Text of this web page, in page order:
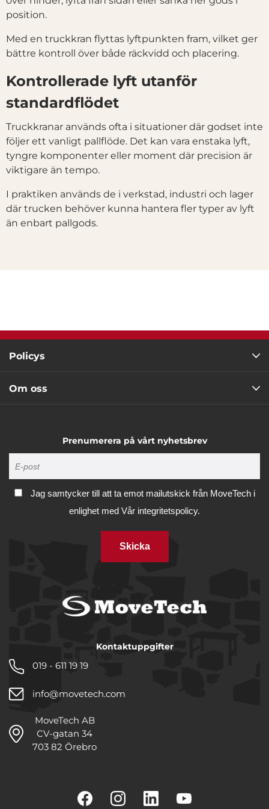
Samtyckesval
Statistik
Marknadsföring
Visa detaljer
position.
Med en truckkran flyttas lyftpunkten fram, vilket ger
bättre kontroll över både räckvidd och placering.
Kontrollerade lyft utanför
standardflödet
Truckkranar används ofta i situationer där godset inte
följer ett vanligt pallflöde. Det kan vara enstaka lyft,
tyngre komponenter eller moment där precision är
viktigare än tempo.
I praktiken används de i verkstad, industri och lager
där trucken behöver kunna hantera fler typer av lyft
än enbart pallgods.
Policys
Om oss
Prenumerera på vårt nyhetsbrev
Jag samtycker till att ta emot mailutskick från MoveTech i
enlighet med Vår integritetspolicy.
Skicka
Kontaktuppgifter
019 - 611 19 19
info@movetech.com
MoveTech AB
CV-gatan 34
703 82 Örebro